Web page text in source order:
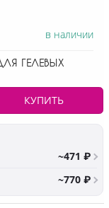
в наличии
ГЕЛЕВЫХ
КУПИТЬ
~471 ₽
~770 ₽